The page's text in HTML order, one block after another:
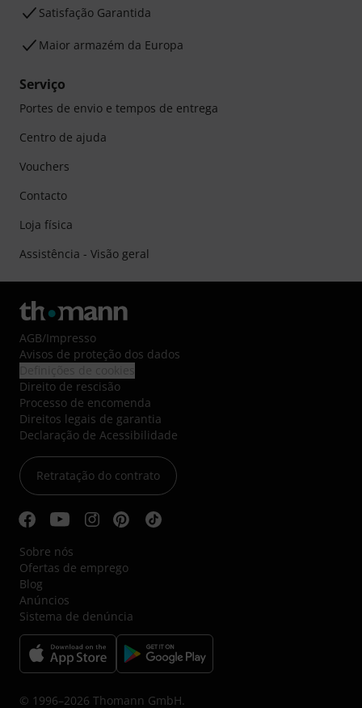
Satisfação Garantida
Maior armazém da Europa
Serviço
Portes de envio e tempos de entrega
Centro de ajuda
Vouchers
Contacto
Loja física
Assistência - Visão geral
AGB/Impresso
Avisos de proteção dos dados
Direito de rescisão
Processo de encomenda
Direitos legais de garantia
Declaração de Acessibilidade
Retratação do contrato
Sobre nós
Ofertas de emprego
Blog
Anúncios
Sistema de denúncia
© 1996–2026 Thomann GmbH.